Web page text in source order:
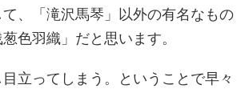
、「滝沢馬琴」以外の有名なもの
色羽織」だと思います。
立ってしまう。ということで早々